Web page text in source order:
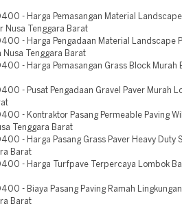
- Harga Pemasangan Material
Nusa Tenggara Barat
- Harga Pengadaan Material Landscape
Nusa Tenggara Barat
- Harga Pemasangan Grass Block Murah
- Pusat Pengadaan Gravel Paver Murah
- Kontraktor Pasang Permeable Paving
Tenggara Barat
- Harga Pasang Grass Paver Heavy Duty
Barat
- Harga Turfpave Terpercaya Lombok
- Biaya Pasang Paving Ramah
Barat